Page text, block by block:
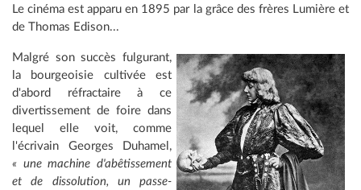
Le cinéma est apparu en 1895 par la grâce des frères Lumière et
de Thomas Edison...
Malgré son succès fulgurant,
la
bourgeoisie cultivée est
d'abord réfractaire à ce
divertissement de foire dans
lequel elle voit, comme
l'écrivain Georges Duhamel,
« une machine d'abêtissement
et de dissolution, un passe-